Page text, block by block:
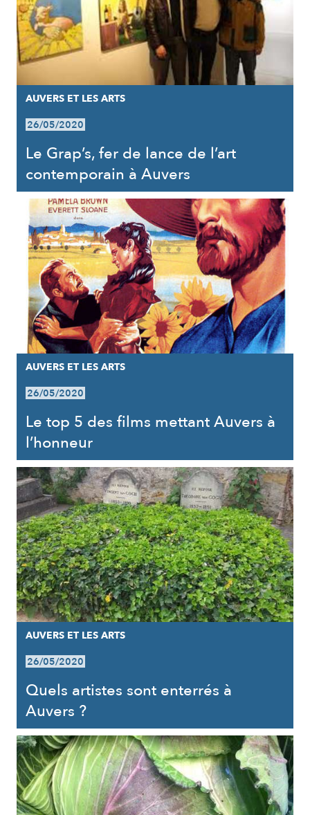
AUVERS ET LES ARTS
26/05/2020
Le Grap’s, fer de lance de l’art
contemporain à Auvers
AUVERS ET LES ARTS
26/05/2020
Le top 5 des films mettant Auvers à
l’honneur
AUVERS ET LES ARTS
26/05/2020
Quels artistes sont enterrés à
Auvers ?